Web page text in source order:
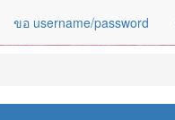
ขอ username/password